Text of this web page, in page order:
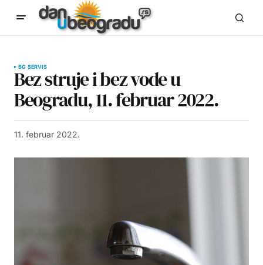
BG SERVIS
Bez struje i bez vode u
Beogradu, 11. februar 2022.
11. februar 2022.